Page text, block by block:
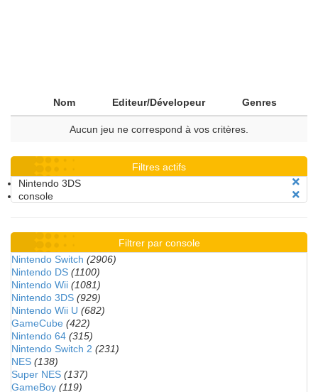
Nom Editeur/Dévelopeur Genres
Aucun jeu ne correspond à vos critères.
Filtres actifs
Nintendo 3DS
console
Filtrer par console
Nintendo Switch (2906)
Nintendo DS (1100)
Nintendo Wii (1081)
Nintendo 3DS (929)
Nintendo Wii U (682)
GameCube (422)
Nintendo 64 (315)
Nintendo Switch 2 (231)
NES (138)
Super NES (137)
GameBoy (119)